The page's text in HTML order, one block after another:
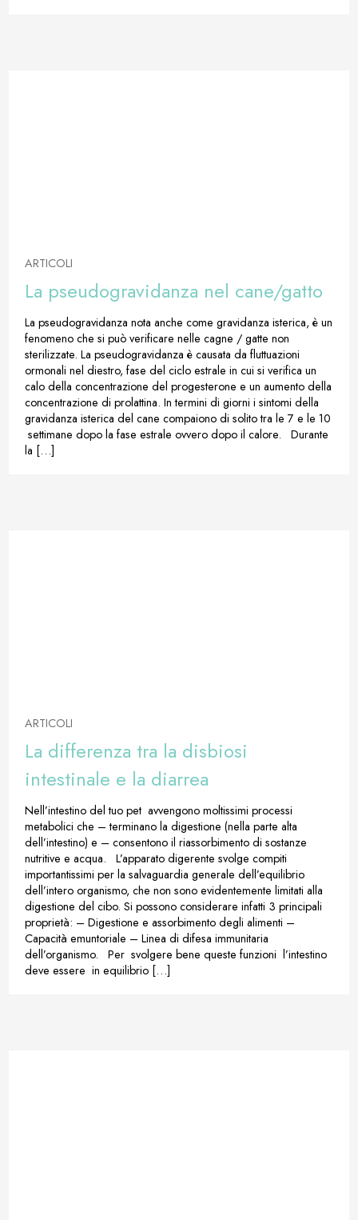
ARTICOLI
La pseudogravidanza nel cane/gatto
La pseudogravidanza nota anche come gravidanza isterica, è un
fenomeno che si può verificare nelle cagne / gatte non
sterilizzate. La pseudogravidanza è causata da fluttuazioni
ormonali nel diestro, fase del ciclo estrale in cui si verifica un
calo della concentrazione del progesterone e un aumento della
concentrazione di prolattina. In termini di giorni i sintomi della
gravidanza isterica del cane compaiono di solito tra le 7 e le 10
settimane dopo la fase estrale ovvero dopo il calore. Durante
la […]
ARTICOLI
La differenza tra la disbiosi
intestinale e la diarrea
Nell’intestino del tuo pet avvengono moltissimi processi
metabolici che – terminano la digestione (nella parte alta
dell’intestino) e – consentono il riassorbimento di sostanze
nutritive e acqua. L’apparato digerente svolge compiti
importantissimi per la salvaguardia generale dell’equilibrio
dell’intero organismo, che non sono evidentemente limitati alla
digestione del cibo. Si possono considerare infatti 3 principali
proprietà: – Digestione e assorbimento degli alimenti –
Capacità emuntoriale – Linea di difesa immunitaria
dell’organismo. Per svolgere bene queste funzioni l’intestino
deve essere in equilibrio […]